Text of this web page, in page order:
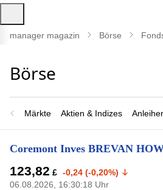
öffnen
manager magazin Börse
Märkte Aktien & Indizes
Coremont Inves BREVAN
123,82 £ -0,24 (-0,20%)
06.08.2026, 16:30:18 Uhr